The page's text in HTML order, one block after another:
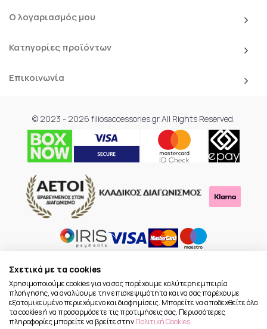
Ο λογαριασμός μου
Κατηγορίες προϊόντων
Επικοινωνία
© 2023 - 2026 filiosaccessories.gr All Rights Reserved.
Σχετικά με τα cookies
Χρησιμοποιούμε cookies για να σας παρέχουμε καλύτερη εμπειρία
πλοήγησης, να αναλύουμε την επισκεψιμότητα και να σας παρέχουμε
εξατομικευμένο περιεχόμενο και διαφημίσεις. Μπορείτε να αποδεχθείτε όλα
τα cookies ή να προσαρμόσετε τις προτιμήσεις σας. Περισσότερες
πληροφορίες μπορείτε να βρείτε στηνΠολιτική Cookies.